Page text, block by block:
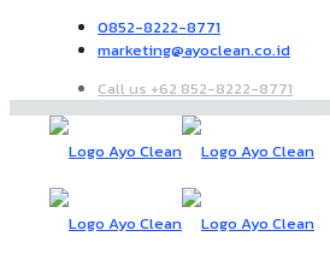
0852-8222-8771
marketing@ayoclean.co.id
Call us +62 852-8222-8771